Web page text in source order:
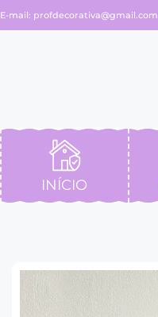
E-mail: profdecorativa@gmail.com
INÍCIO